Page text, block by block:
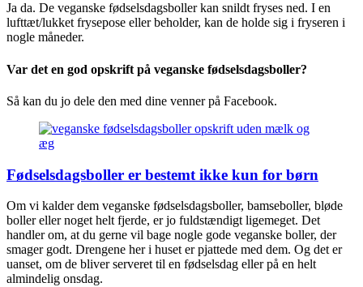
Ja da. De veganske fødselsdagsboller kan snildt fryses ned. I en
lufttæt/lukket frysepose eller beholder, kan de holde sig i fryseren i
nogle måneder.
Var det en god opskrift på veganske fødselsdagsboller?
Så kan du jo dele den med dine venner på Facebook.
Fødselsdagsboller er bestemt ikke kun for børn
Om vi kalder dem veganske fødselsdagsboller, bamseboller, bløde
boller eller noget helt fjerde, er jo fuldstændigt ligemeget. Det
handler om, at du gerne vil bage nogle gode veganske boller, der
smager godt. Drengene her i huset er pjattede med dem. Og det er
uanset, om de bliver serveret til en fødselsdag eller på en helt
almindelig onsdag.